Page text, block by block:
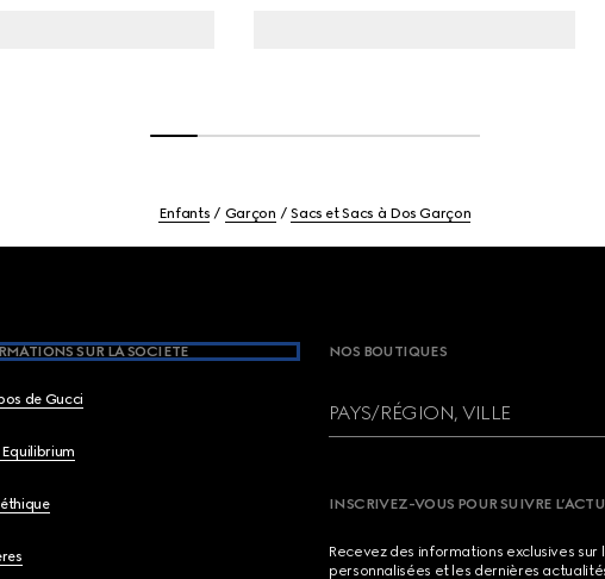
Enfants Garçon Sacs et Sacs à Dos Garçon
SUR LA SOCIETE
de Gucci
NOS BOUTIQUES
PAYS/RÉGION, VILLE
INSCRIVEZ-VOUS POUR SUIVRE
Recevez des informations exclusives
personnalisées et les dernières